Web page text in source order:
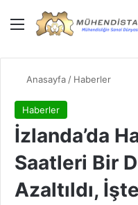
Menü
Anasayfa / Haberler
Haberler
İzlanda’da
Saatleri Bir
Azaltıldı,